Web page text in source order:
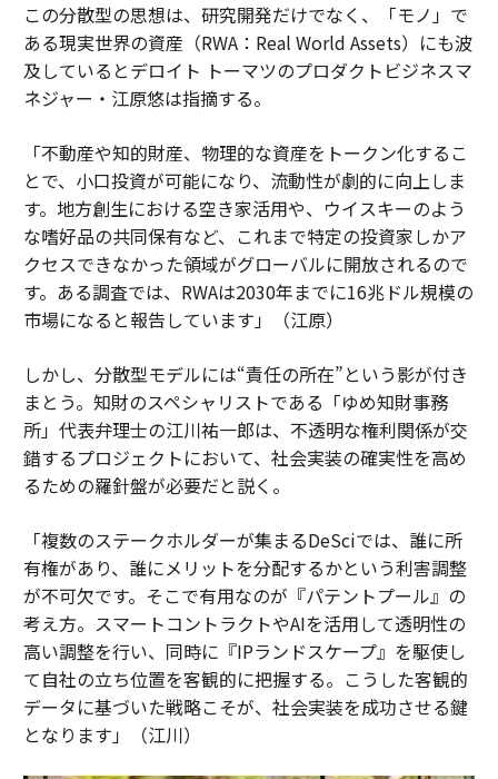
この分散型の思想は、研究開発だけでなく、「モノ」で
ある現実世界の資産（RWA：Real World Assets）にも波
及しているとデロイト トーマツのプロダクトビジネスマ
ネジャー・江原悠は指摘する。
「不動産や知的財産、物理的な資産をトークン化するこ
とで、小口投資が可能になり、流動性が劇的に向上しま
す。地方創生における空き家活用や、ウイスキーのよう
な嗜好品の共同保有など、これまで特定の投資家しかア
クセスできなかった領域がグローバルに開放されるので
す。ある調査では、RWAは2030年までに16兆ドル規模の
市場になると報告しています」（江原）
しかし、分散型モデルには“責任の所在”という影が付き
まとう。知財のスペシャリストである「ゆめ知財事務
所」代表弁理士の江川祐一郎は、不透明な権利関係が交
錯するプロジェクトにおいて、社会実装の確実性を高め
るための羅針盤が必要だと説く。
「複数のステークホルダーが集まるDeSciでは、誰に所
有権があり、誰にメリットを分配するかという利害調整
が不可欠です。そこで有用なのが『パテントプール』の
考え方。スマートコントラクトやAIを活用して透明性の
高い調整を行い、同時に『IPランドスケープ』を駆使し
て自社の立ち位置を客観的に把握する。こうした客観的
データに基づいた戦略こそが、社会実装を成功させる鍵
となります」（江川）